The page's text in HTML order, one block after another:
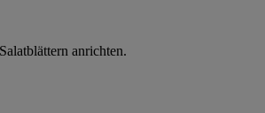
anrichten.